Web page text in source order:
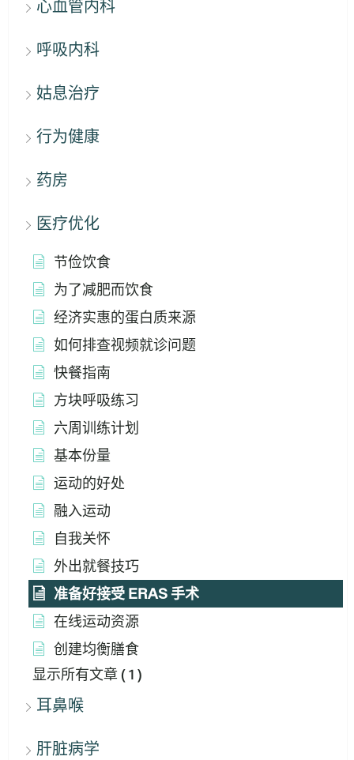
心血管内科
呼吸内科
姑息治疗
行为健康
药房
医疗优化
节俭饮食
为了减肥而饮食
经济实惠的蛋白质来源
如何排查视频就诊问题
快餐指南
方块呼吸练习
六周训练计划
基本份量
运动的好处
融入运动
自我关怀
外出就餐技巧
准备好接受 ERAS 手术
在线运动资源
创建均衡膳食
显示所有文章 ( 1 )
耳鼻喉
肝脏病学